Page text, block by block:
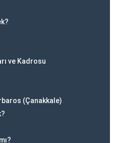
ve Kadrosu
(Çanakkale)